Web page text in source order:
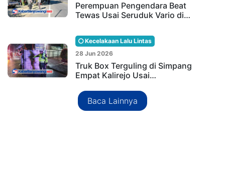
Perempuan Pengendara Beat
Tewas Usai Seruduk Vario di…
Kecelakaan Lalu Lintas
28 Jun 2026
Truk Box Terguling di Simpang
Empat Kalirejo Usai…
Baca Lainnya